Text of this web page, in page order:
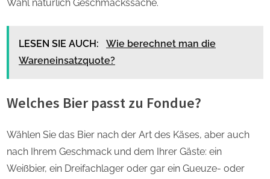
Wahl natürlich Geschmackssache.
LESEN SIE AUCH:
Wie berechnet man die
Wareneinsatzquote?
Welches Bier passt zu Fondue?
Wählen Sie das Bier nach der Art des Käses, aber auch
nach Ihrem Geschmack und dem Ihrer Gäste: ein
Weißbier, ein Dreifachlager oder gar ein Gueuze- oder